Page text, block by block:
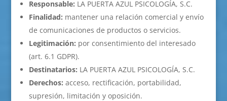
Responsable: LA PUERTA AZUL PSICOLOGÍA, S.C.
Finalidad: mantener una relación comercial y envío
de comunicaciones de productos o servicios.
Legitimación: por consentimiento del interesado
(art. 6.1 GDPR).
Destinatarios: LA PUERTA AZUL PSICOLOGÍA, S.C.
Derechos: acceso, rectificación, portabilidad,
supresión, limitación y oposición.